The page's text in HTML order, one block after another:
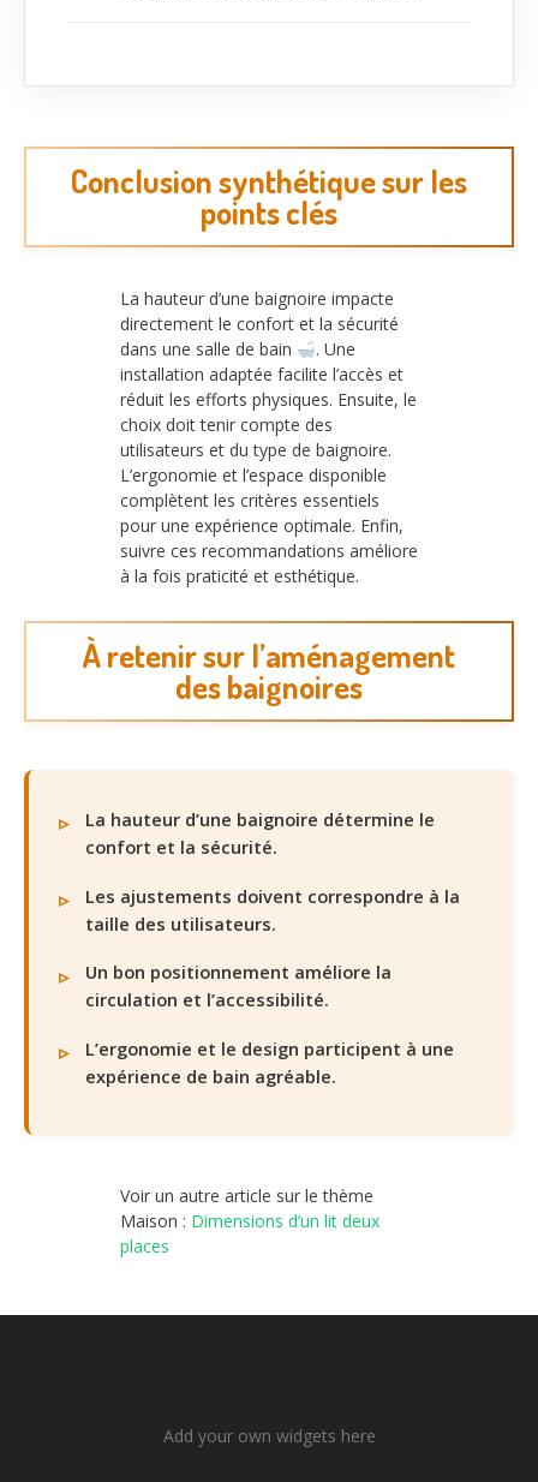
Conclusion synthétique sur les
points clés
La hauteur d’une baignoire impacte
directement le confort et la sécurité
dans une salle de bain
. Une
installation adaptée facilite l’accès et
réduit les efforts physiques. Ensuite, le
choix doit tenir compte des
utilisateurs et du type de baignoire.
L’ergonomie et l’espace disponible
complètent les critères essentiels
pour une expérience optimale. Enfin,
suivre ces recommandations améliore
à la fois praticité et esthétique.
À retenir sur l’aménagement
des baignoires
La hauteur d’une baignoire détermine le
confort et la sécurité.
Les ajustements doivent correspondre à la
taille des utilisateurs.
Un bon positionnement améliore la
circulation et l’accessibilité.
L’ergonomie et le design participent à une
expérience de bain agréable.
Voir un autre article sur le thème
Maison : Dimensions d’un lit deux
places
Add your own widgets here